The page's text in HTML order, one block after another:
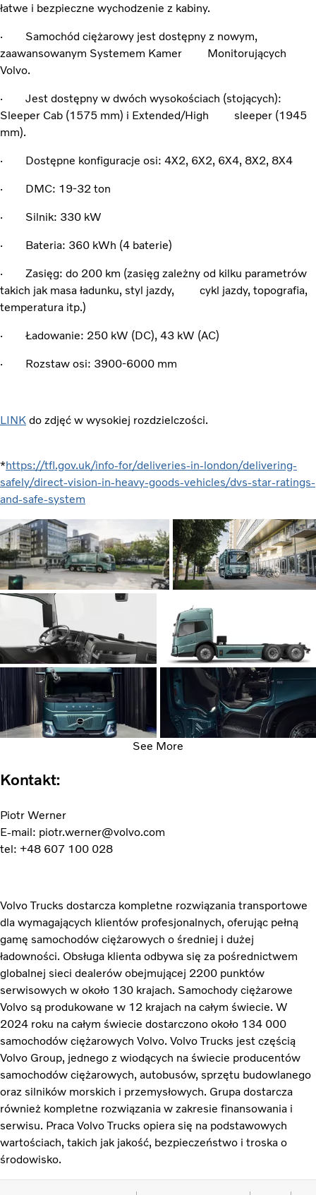
łatwe i bezpieczne wychodzenie z kabiny.
· Samochód ciężarowy jest dostępny z nowym,
zaawansowanym Systemem Kamer Monitorujących
Volvo.
· Jest dostępny w dwóch wysokościach (stojących):
Sleeper Cab (1575 mm) i Extended/High sleeper (1945
mm).
· Dostępne konfiguracje osi: 4X2, 6X2, 6X4, 8X2, 8X4
· DMC: 19-32 ton
· Silnik: 330 kW
· Bateria: 360 kWh (4 baterie)
· Zasięg: do 200 km (zasięg zależny od kilku parametrów
takich jak masa ładunku, styl jazdy, cykl jazdy, topografia,
temperatura itp.)
· Ładowanie: 250 kW (DC), 43 kW (AC)
· Rozstaw osi: 3900-6000 mm
LINK do zdjęć w wysokiej rozdzielczości.
*https://tfl.gov.uk/info-for/deliveries-in-london/delivering-
safely/direct-vision-in-heavy-goods-vehicles/dvs-star-ratings-
and-safe-system
See More
Kontakt:
Piotr Werner
E-mail: piotr.werner@volvo.com
tel: +48 607 100 028
Volvo Trucks dostarcza kompletne rozwiązania transportowe
dla wymagających klientów profesjonalnych, oferując pełną
gamę samochodów ciężarowych o średniej i dużej
ładowności. Obsługa klienta odbywa się za pośrednictwem
globalnej sieci dealerów obejmującej 2200 punktów
serwisowych w około 130 krajach. Samochody ciężarowe
Volvo są produkowane w 12 krajach na całym świecie. W
2024 roku na całym świecie dostarczono około 134 000
samochodów ciężarowych Volvo. Volvo Trucks jest częścią
Volvo Group, jednego z wiodących na świecie producentów
samochodów ciężarowych, autobusów, sprzętu budowlanego
oraz silników morskich i przemysłowych. Grupa dostarcza
również kompletne rozwiązania w zakresie finansowania i
serwisu. Praca Volvo Trucks opiera się na podstawowych
wartościach, takich jak jakość, bezpieczeństwo i troska o
środowisko.